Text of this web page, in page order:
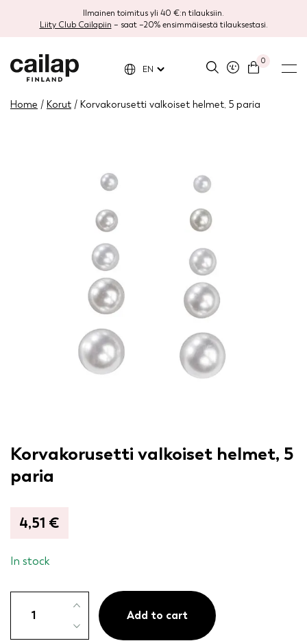
Ilmainen toimitus yli 40 €:n tilauksiin.
Liity Club Cailapiin – saat –20% ensimmäisestä tilauksestasi.
0
EN
Home / Korut / Korvakorusetti valkoiset helmet, 5 paria
Korvakorusetti valkoiset helmet, 5
paria
4,51 €
In stock
valkoiset
Add to cart